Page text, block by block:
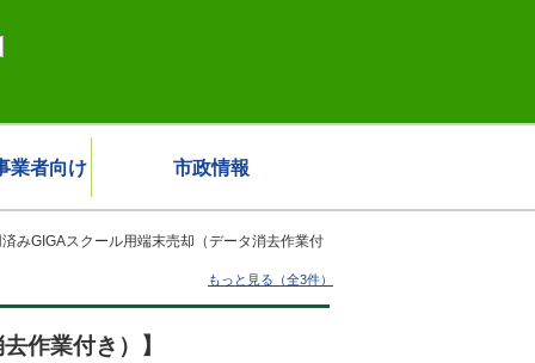
業者向け 市政情報
GIGAスクール用端末売却（データ消去作業付
もっと見る（全3件）
作業付き）】